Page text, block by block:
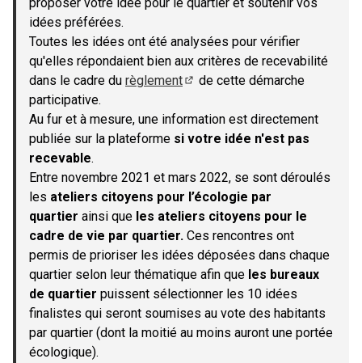
idées préférées.
Toutes les idées ont été analysées pour vérifier
qu'elles répondaient bien aux critères de recevabilité
dans le cadre du règlement
de cette démarche
participative.
Au fur et à mesure, une information est directement
publiée sur la plateforme si votre idée n'est pas
recevable.
Entre novembre 2021 et mars 2022, se sont déroulés
les ateliers citoyens pour l’écologie par
quartier ainsi que les ateliers citoyens pour le
cadre de vie par quartier. Ces rencontres ont
permis de prioriser les idées déposées dans chaque
quartier selon leur thématique afin que les bureaux
de quartier puissent sélectionner les 10 idées
finalistes qui seront soumises au vote des habitants
par quartier (dont la moitié au moins auront une portée
écologique).